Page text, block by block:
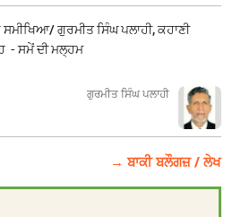
ਗੁਰਮੀਤ ਸਿੰਘ ਪਲਾਹੀ, ਕਹਾਣੀ
- ਸਮੇਂ ਦੀ ਮਲ੍ਹਮ
ਗੁਰਮੀਤ ਸਿੰਘ ਪਲਾਹੀ
→ ਬਾਕੀ ਬਲੌਗਜ਼ / ਲੇਖ